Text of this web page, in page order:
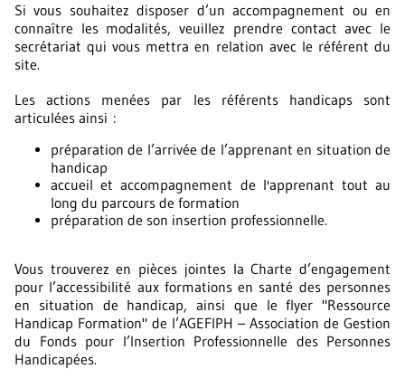
Si vous souhaitez disposer d’un accompagnement ou en
connaître les modalités, veuillez prendre contact avec le
secrétariat qui vous mettra en relation avec le référent du
site.
Les actions menées par les référents handicaps sont
articulées ainsi :
préparation de l’arrivée de l’apprenant en situation de
handicap
accueil et accompagnement de l'apprenant tout au
long du parcours de formation
préparation de son insertion professionnelle.
Vous trouverez en pièces jointes la Charte d’engagement
pour l’accessibilité aux formations en santé des personnes
en situation de handicap, ainsi que le flyer "Ressource
Handicap Formation" de l’AGEFIPH – Association de Gestion
du Fonds pour l’Insertion Professionnelle des Personnes
Handicapées.